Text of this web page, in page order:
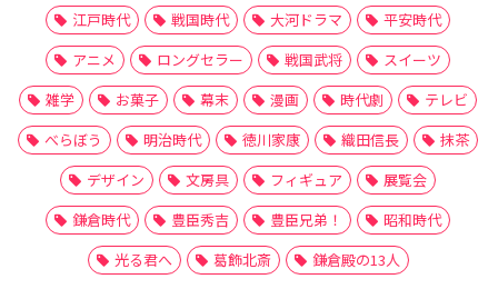
江戸時代 戦国時代 大河ドラマ
平安時代
アニメ
ロングセラー 戦国武将
スイーツ
雑学
お菓子 幕末 漫画 時代劇
テレビ
べらぼう
明治時代 徳川家康 織田信長
抹茶
デザイン
文房具 フィギュア
展覧会
鎌倉時代
豊臣秀吉 豊臣兄弟！
昭和時代
光る君へ
葛飾北斎 鎌倉殿の13人